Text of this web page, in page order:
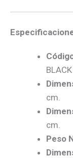
cm.
cm.
Peso